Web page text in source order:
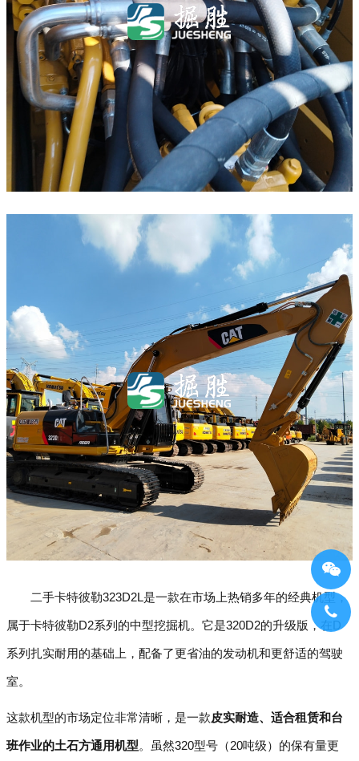
二手卡特彼勒323D2L是一款在市场上热销多年的经典机型，
属于卡特彼勒D2系列的中型挖掘机。它是320D2的升级版，在D
系列扎实耐用的基础上，配备了更省油的发动机和更舒适的驾驶
室。
这款机型的市场定位非常清晰，是一款皮实耐造、适合租赁和台
班作业的土石方通用机型。虽然320型号（20吨级）的保有量更